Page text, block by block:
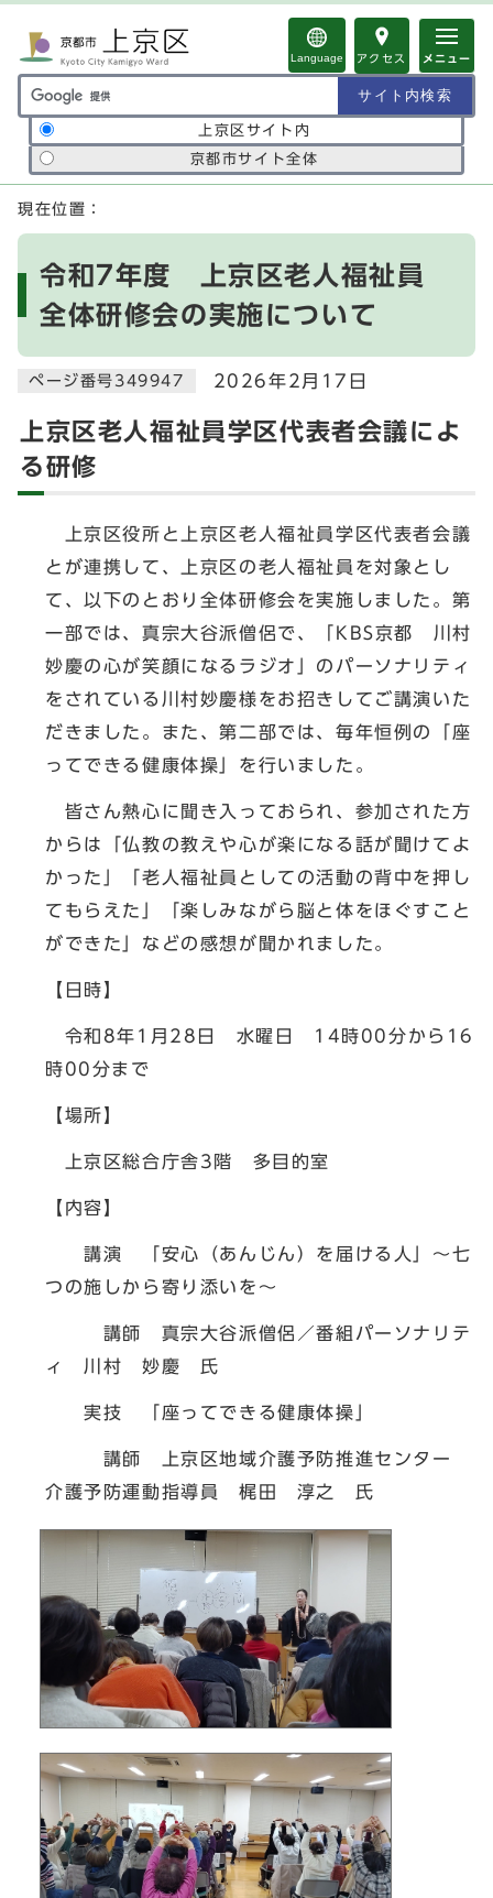
Language アクセス メニュー
サイト内検索の範囲
上京区サイト内
京都市サイト全体
ここから本文です
現在位置：
令和7年度 上京区老人福祉員
全体研修会の実施について
ページ番号349947 2026年2月17日
上京区老人福祉員学区代表者会議によ
る研修
上京区役所と上京区老人福祉員学区代表者会議
とが連携して、上京区の老人福祉員を対象とし
て、以下のとおり全体研修会を実施しました。第
一部では、真宗大谷派僧侶で、「KBS京都 川村
妙慶の心が笑顔になるラジオ」のパーソナリティ
をされている川村妙慶様をお招きしてご講演いた
だきました。また、第二部では、毎年恒例の「座
ってできる健康体操」を行いました。
皆さん熱心に聞き入っておられ、参加された方
からは「仏教の教えや心が楽になる話が聞けてよ
かった」「老人福祉員としての活動の背中を押し
てもらえた」「楽しみながら脳と体をほぐすこと
ができた」などの感想が聞かれました。
【日時】
令和8年1月28日 水曜日 14時00分から16
時00分まで
【場所】
上京区総合庁舎3階 多目的室
【内容】
講演 「安心（あんじん）を届ける人」～七
つの施しから寄り添いを～
講師 真宗大谷派僧侶／番組パーソナリテ
ィ 川村 妙慶 氏
実技 「座ってできる健康体操」
講師 上京区地域介護予防推進センター
介護予防運動指導員 梶田 淳之 氏